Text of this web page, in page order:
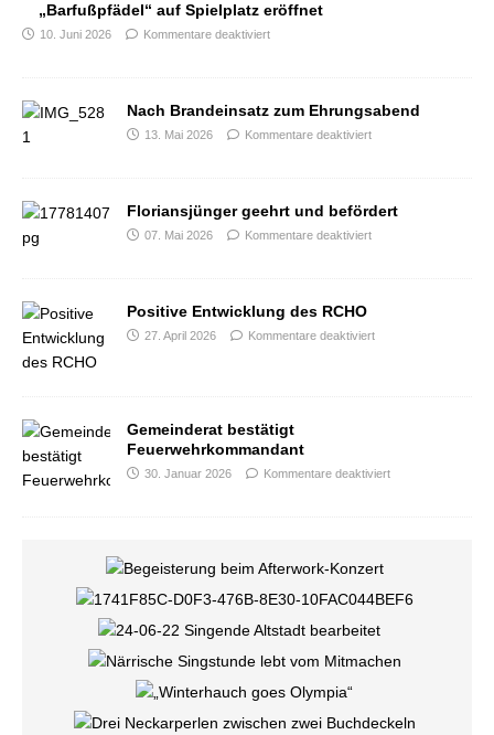
„Barfußpfädel“ auf Spielplatz eröffnet
10. Juni 2026 Kommentare deaktiviert
Nach Brandeinsatz zum Ehrungsabend
13. Mai 2026 Kommentare deaktiviert
Floriansjünger geehrt und befördert
07. Mai 2026 Kommentare deaktiviert
Positive Entwicklung des RCHO
27. April 2026 Kommentare deaktiviert
Gemeinderat bestätigt
Feuerwehrkommandant
30. Januar 2026 Kommentare deaktiviert